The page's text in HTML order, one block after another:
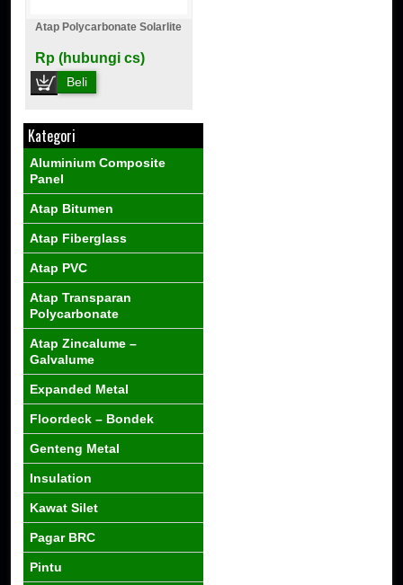
Atap Polycarbonate Solarlite
Rp (hubungi cs)
Beli
Kategori
Aluminium Composite
Panel
Atap Bitumen
Atap Fiberglass
Atap PVC
Atap Transparan
Polycarbonate
Atap Zincalume –
Galvalume
Expanded Metal
Floordeck – Bondek
Genteng Metal
Insulation
Kawat Silet
Pagar BRC
Pintu